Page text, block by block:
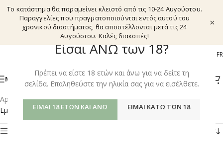
Είσαι ΑΝΩ των 18?
Πρέπει να είστε 18 ετών και άνω για να δείτε τη
σελίδα. Επαληθεύστε την ηλικία σας για να εισέλθετε.
ΕΊΜΑΙ 18 ΕΤΏΝ ΚΑΙ ΆΝΩ ΕΊΜΑΙ ΚΆΤΩ ΤΩΝ 18
Το κατάστημα θα παραμείνει κλειστό από τις 10-24 Αυγούστου.
Παραγγελίες που πραγματοποιούνται εντός αυτού του
χρονικού διαστήματος, θα αποστέλλονται μετά τις 24
Αυγούστου. Καλές διακοπές!
×
EL FR
ΜΕΝΟΎ
Αρχική σελίδα/Shop/Προϊόντα με ετικέτα “LEVODOPA”
Εμφάνιση του μοναδικού αποτελέσματος